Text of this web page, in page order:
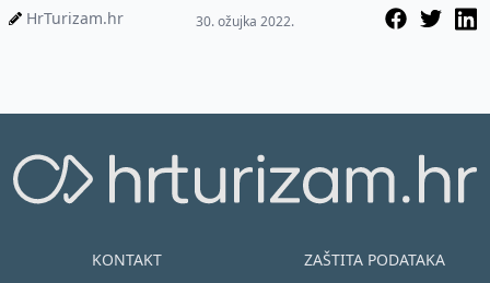
Velom Lošinju
HrTurizam.hr 30. ožujka 2022.
KONTAKT
ZAŠTITA PODATAKA